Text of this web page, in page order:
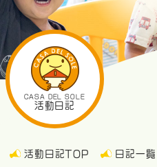
CASA DEL SOLE
活動日記
活動日記TOP 日記一覧